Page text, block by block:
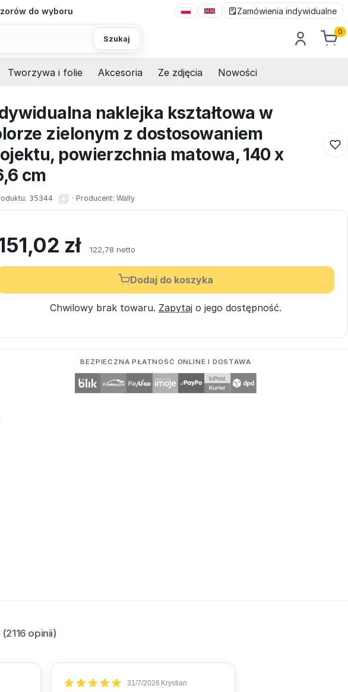
do wyboru
na czas Zamówienia indywidualne
Szukaj
0
Tworzywa i folie Akcesoria Ze zdjęcia Nowości
naklejka kształtowa w
zielonym z dostosowaniem
powierzchnia matowa, 140 x
cm
35344 · Producent: Wally
zł 122,78 netto
Dodaj do koszyka
Chwilowy brak towaru. Zapytaj o jego dostępność.
BEZPIECZNA PŁATNOŚĆ ONLINE I DOSTAWA
opinii)